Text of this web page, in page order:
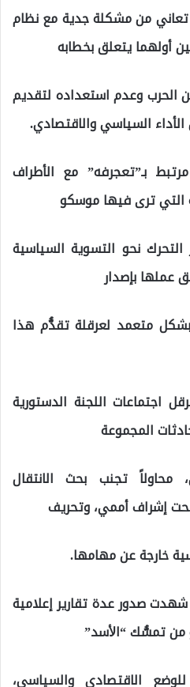
من مشكلة جدية مع نظام
أولهما يتعلق بخطابه
الحرب وعدم استعداده لتقديم
السياسي والاقتصادي.
بـ”تعجرفه” مع الأطراف
التي ترى فيها موسكو
التحرك نحو التسوية السياسية
عملها بإصدار
متعمد لعرقلة تقدُّم هذا
اجتماعات اللجنة الدستورية
المجموعة
محاولاً تجنب بحث الانتقال
تحت إشراف أممي، وتحريف
خارجة عن مهامها.
شهدت صدور عدة تقارير إعلامية
من تمسُّك “اﻷسد”
الاقتصادي والسياسي،